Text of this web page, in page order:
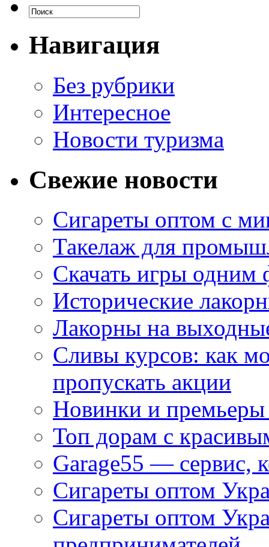
Навигация
Без рубрики
Интересное
Новости туризма
Свежие новости
Сигареты оптом с
Такелаж для
Скачать игры одним
Исторические
Лакорны на
Сливы курсов: как
пропускать акции
Новинки и
Топ дорам с
Garage55 — сервис,
Сигареты оптом
Сигареты оптом